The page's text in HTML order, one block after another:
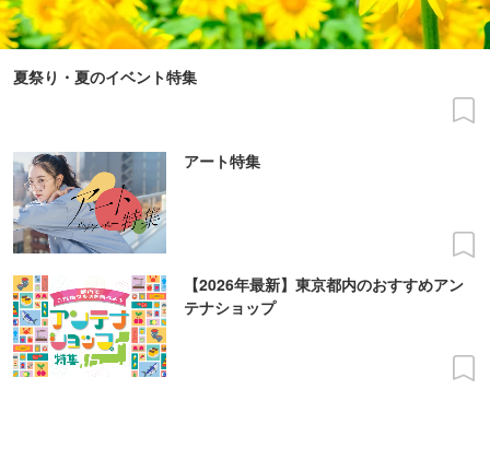
夏祭り・夏のイベント特集
アート特集
【2026年最新】東京都内のおすすめアン
テナショップ